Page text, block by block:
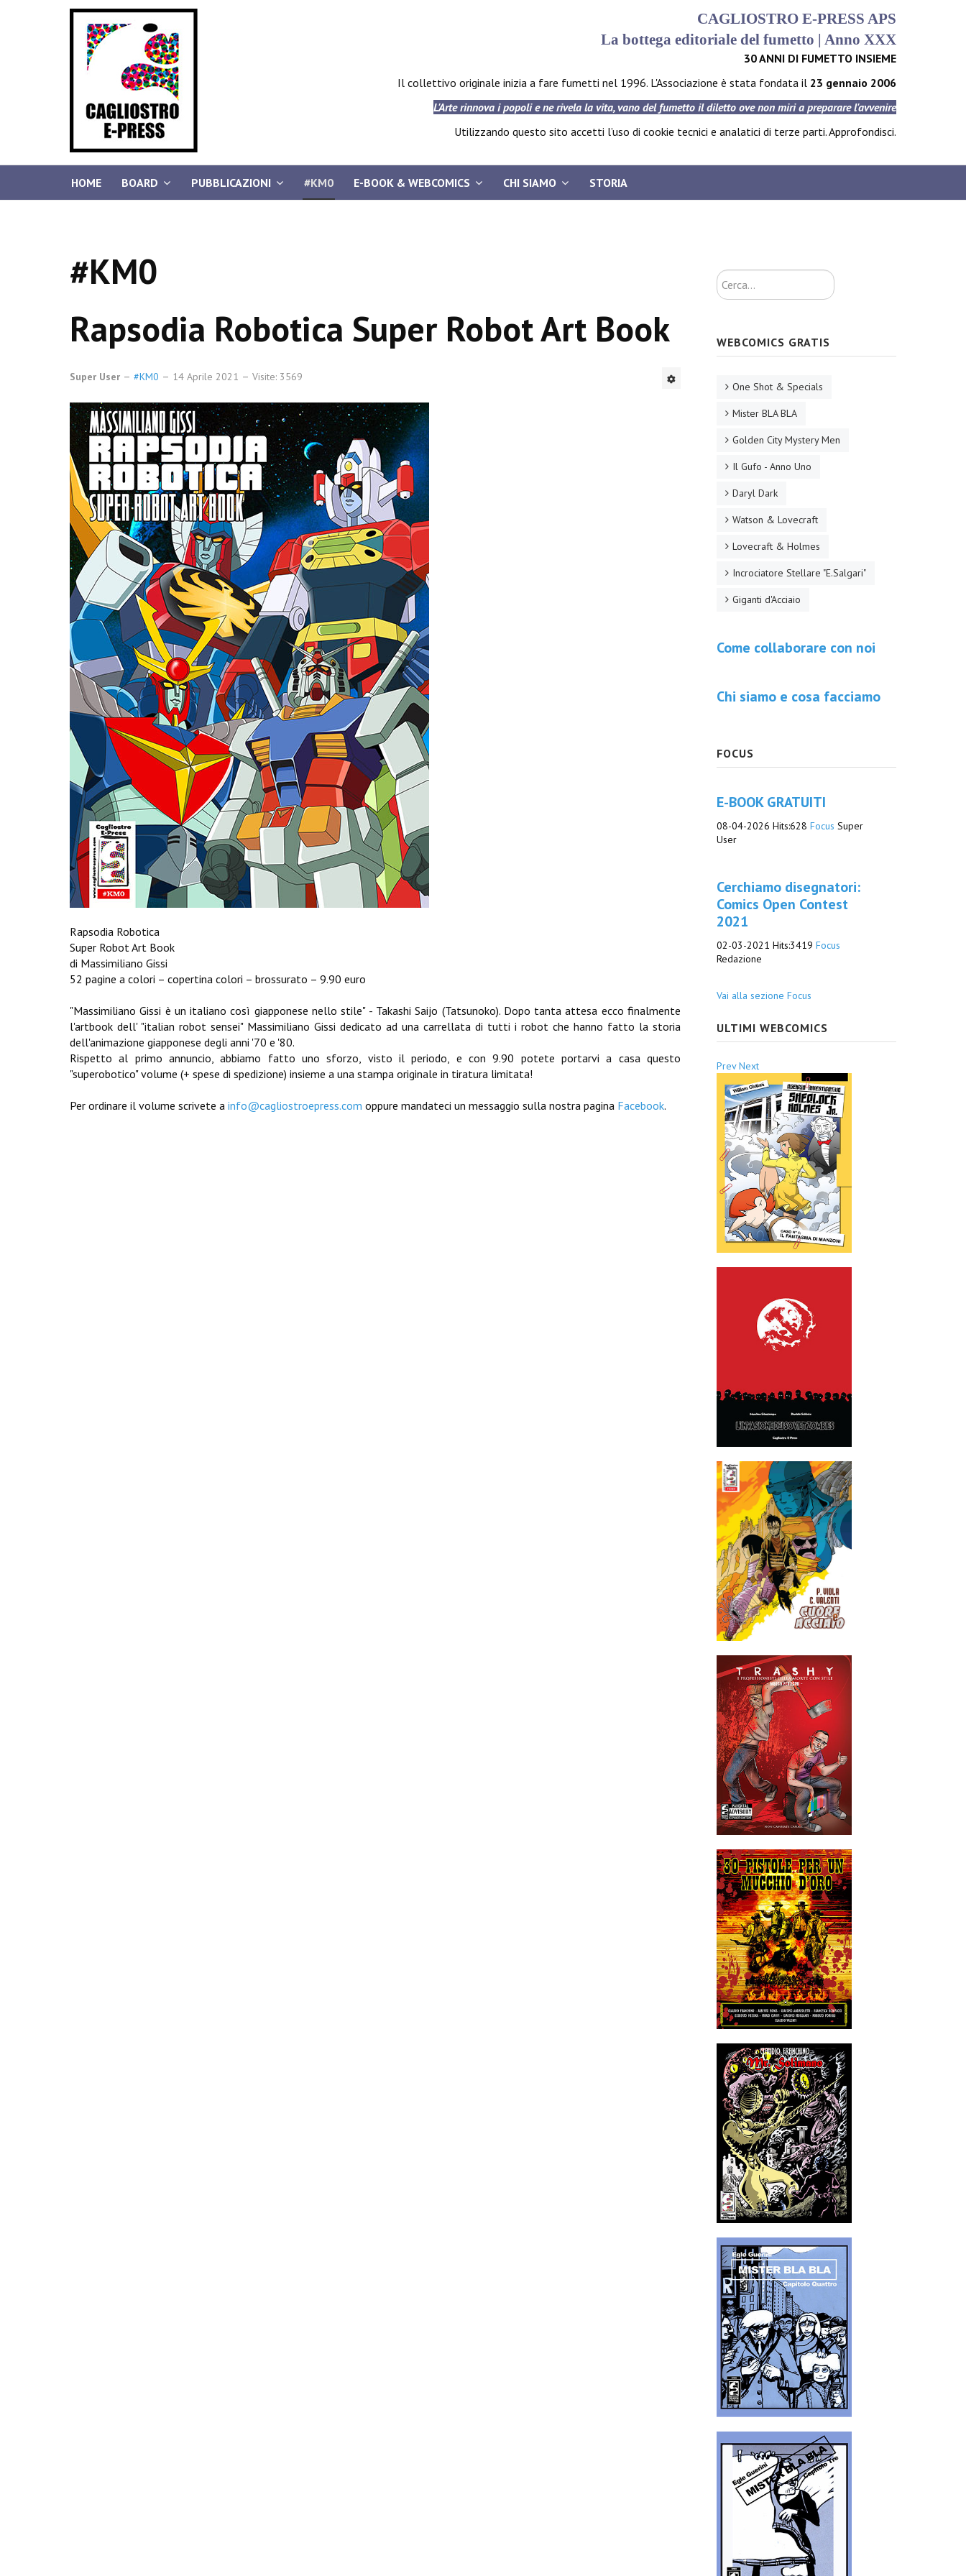
CAGLIOSTRO E-PRESS APS
La bottega editoriale del fumetto | Anno XXX
30 ANNI DI FUMETTO INSIEME
Il collettivo originale inizia a fare fumetti nel 1996. L'Associazione è stata fondata il 23 gennaio 2006
L'Arte rinnova i popoli e ne rivela la vita, vano del fumetto il diletto ove non miri a preparare l'avvenire
Utilizzando questo sito accetti l’uso di cookie tecnici e analatici di terze parti.Approfondisci.
HOME BOARD PUBBLICAZIONI #KM0 E-BOOK & WEBCOMICS CHI SIAMO STORIA
#KM0
Rapsodia Robotica Super Robot Art Book
Super User #KM0 14 Aprile 2021 Visite: 3569
Rapsodia Robotica
Super Robot Art Book
di Massimiliano Gissi
52 pagine a colori – copertina colori – brossurato – 9.90 euro
"Massimiliano Gissi è un italiano così giapponese nello stile" - Takashi Saijo (Tatsunoko). Dopo tanta attesa ecco finalmente
l'artbook dell' "italian robot sensei" Massimiliano Gissi dedicato ad una carrellata di tutti i robot che hanno fatto la storia
dell'animazione giapponese degli anni '70 e '80.
Rispetto al primo annuncio, abbiamo fatto uno sforzo, visto il periodo, e con 9.90 potete portarvi a casa questo
"superobotico" volume (+ spese di spedizione) insieme a una stampa originale in tiratura limitata!
Per ordinare il volume scrivete a info@cagliostroepress.com oppure mandateci un messaggio sulla nostra pagina Facebook.
Cerca...
WEBCOMICS GRATIS
One Shot & Specials
Mister BLA BLA
Golden City Mystery Men
Il Gufo - Anno Uno
Daryl Dark
Watson & Lovecraft
Lovecraft & Holmes
Incrociatore Stellare "E.Salgari"
Giganti d'Acciaio
Come collaborare con noi
Chi siamo e cosa facciamo
FOCUS
E-BOOK GRATUITI
08-04-2026 Hits:628 Focus Super
User
Cerchiamo disegnatori:
Comics Open Contest
2021
02-03-2021 Hits:3419 Focus
Redazione
Vai alla sezione Focus
ULTIMI WEBCOMICS
Prev Next